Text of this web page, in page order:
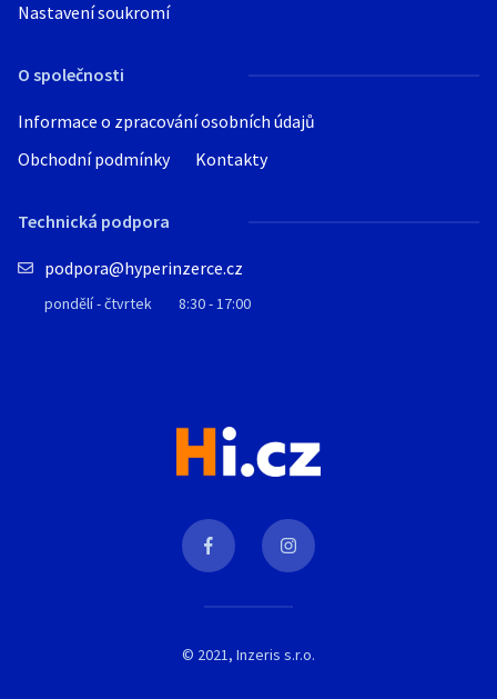
Nastavení soukromí
O společnosti
Informace o zpracování osobních údajů
Obchodní podmínky
Kontakty
Technická podpora
podpora@hyperinzerce.cz
pondělí - čtvrtek 8:30 - 17:00
© 2021, Inzeris s.r.o.